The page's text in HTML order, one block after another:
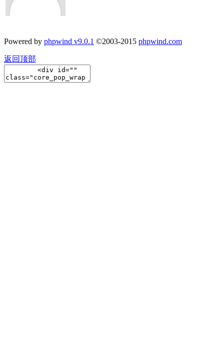
Powered by phpwind v9.0.1 ©2003-2015 phpwind.com
返回顶部